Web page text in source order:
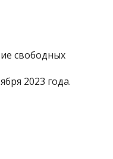
свободных
2023 года.